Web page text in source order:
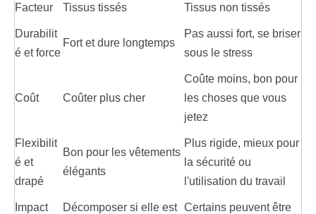
Facteur Tissus tissés Tissus non tissés
Durabilit
é et force
Fort et dure longtemps
Pas aussi fort, se briser
sous le stress
Coût Coûter plus cher
Coûte moins, bon pour
les choses que vous
jetez
Flexibilit
é et
drapé
Bon pour les vêtements
élégants
Plus rigide, mieux pour
la sécurité ou
l'utilisation du travail
Impact
Décomposer si elle est Certains peuvent être